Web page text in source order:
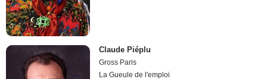
Claude Piéplu
Gross Paris
La Gueule de l'emploi